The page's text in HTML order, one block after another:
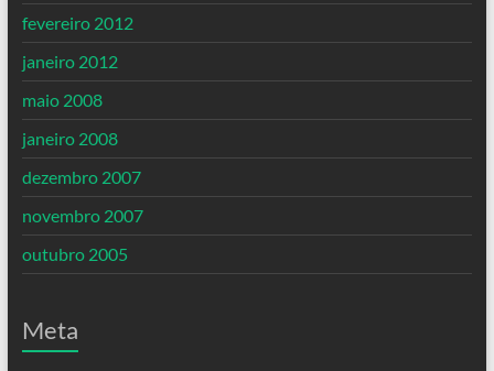
fevereiro 2012
janeiro 2012
maio 2008
janeiro 2008
dezembro 2007
novembro 2007
outubro 2005
Meta